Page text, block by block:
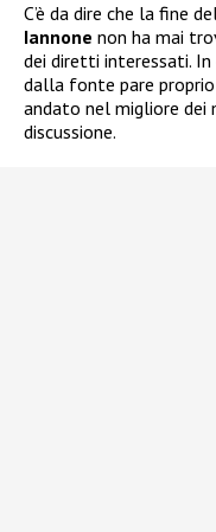
C’è da dire che la fine
Iannone non ha mai
dei diretti interessati.
dalla fonte pare
andato nel migliore dei
discussione.